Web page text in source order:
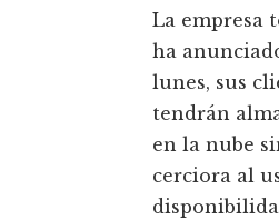
La empresa
ha
lunes, sus
tendrán
en la nube
cerciora al